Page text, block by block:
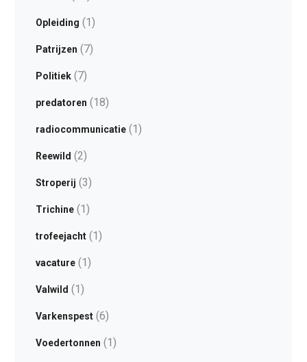
Opleiding (1)
Patrijzen (7)
Politiek(7)
predatoren (18)
radiocommunicatie(1)
Reewild (2)
Stroperij (3)
Trichine(1)
trofeejacht(1)
vacature(1)
Valwild (1)
Varkenspest(6)
Voedertonnen (1)